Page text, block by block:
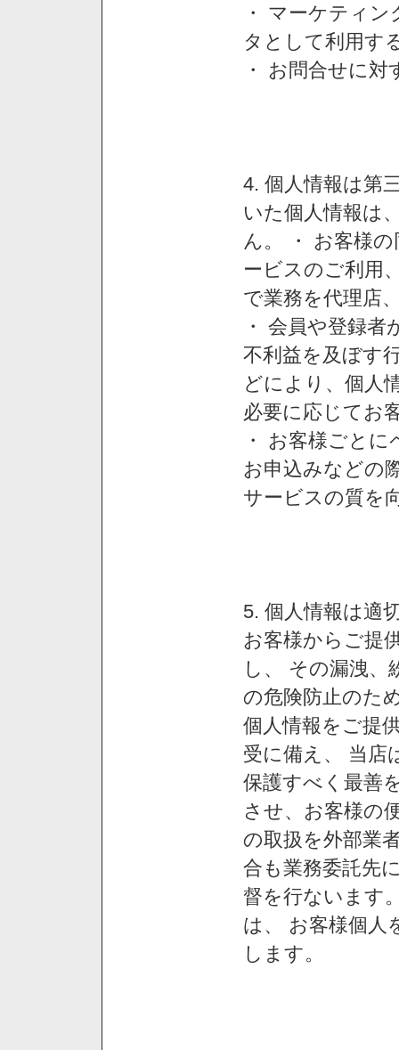
・ マーケティ
タとして利用す
・ お問合せに
4. 個人情報は第
いた個人情報は
ん。 ・ お客様
ービスのご利用
で業務を代理店
・ 会員や登録
不利益を及ぼす
どにより、個人
必要に応じてお
・ お客様ごと
お申込みなどの
サービスの質を
5. 個人情報は適
お客様からご提
し、 その漏洩、
の危険防止のた
個人情報をご提
受に備え、 当店
保護すべく最善
させ、お客様の
の取扱を外部業
合も業務委託先
督を行ないます
は、 お客様個人
します。